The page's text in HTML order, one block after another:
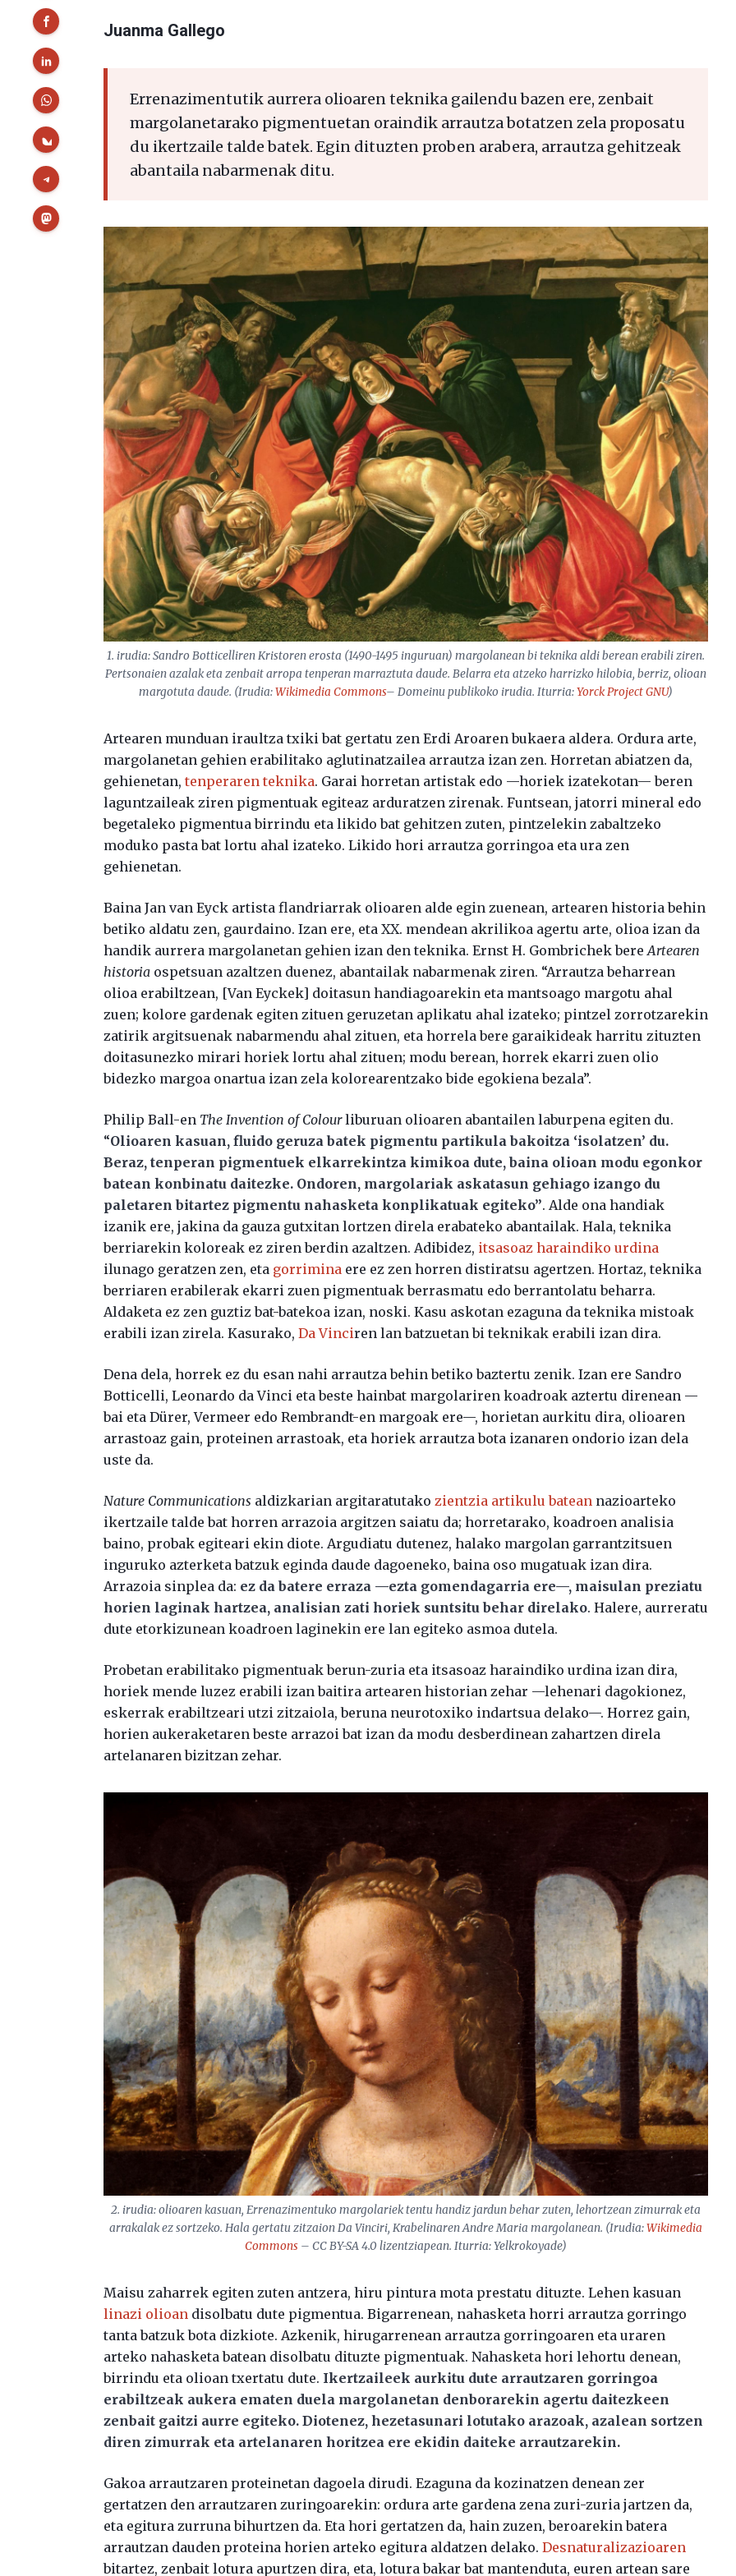
Juanma Gallego
Errenazimentutik aurrera olioaren teknika gailendu bazen ere, zenbait
margolanetarako pigmentuetan oraindik arrautza botatzen zela proposatu
du ikertzaile talde batek. Egin dituzten proben arabera, arrautza gehitzeak
abantaila nabarmenak ditu.
1. irudia: Sandro BotticellirenKristoren erosta (1490-1495 inguruan) margolanean bi teknika aldi berean erabili ziren.
Pertsonaien azalak eta zenbait arropa tenperan marraztuta daude. Belarra eta atzeko harrizko hilobia, berriz, olioan
margotuta daude. (Irudia:Wikimedia Commons– Domeinu publikoko irudia. Iturria:Yorck ProjectGNU)
Artearen munduan iraultza txiki bat gertatu zen Erdi Aroaren bukaera aldera. Ordura arte,
margolanetan gehien erabilitako aglutinatzailea arrautza izan zen. Horretan abiatzen da,
gehienetan,tenperaren teknika. Garai horretan artistak edo —horiek izatekotan— beren
laguntzaileak ziren pigmentuak egiteaz arduratzen zirenak. Funtsean, jatorri mineral edo
begetaleko pigmentua birrindu eta likido bat gehitzen zuten, pintzelekin zabaltzeko
moduko pasta bat lortu ahal izateko. Likido hori arrautza gorringoa eta ura zen
gehienetan.
Baina Jan van Eyck artista flandriarrak olioaren alde egin zuenean, artearen historia behin
betiko aldatu zen, gaurdaino. Izan ere, eta XX. mendean akrilikoa agertu arte, olioa izan da
handik aurrera margolanetan gehien izan den teknika. Ernst H. Gombrichek bereArtearen
historia ospetsuan azaltzen duenez, abantailak nabarmenak ziren. “Arrautza beharrean
olioa erabiltzean, [Van Eyckek] doitasun handiagoarekin eta mantsoago margotu ahal
zuen; kolore gardenak egiten zituen geruzetan aplikatu ahal izateko; pintzel zorrotzarekin
zatirik argitsuenak nabarmendu ahal zituen, eta horrela bere garaikideak harritu zituzten
doitasunezko mirari horiek lortu ahal zituen; modu berean, horrek ekarri zuen olio
bidezko margoa onartua izan zela kolorearentzako bide egokiena bezala”.
Philip Ball-en The Invention of Colourliburuan olioaren abantailen laburpena egiten du.
“Olioaren kasuan, fluido geruza batek pigmentu partikula bakoitza ‘isolatzen’ du.
Beraz, tenperan pigmentuek elkarrekintza kimikoa dute, baina olioan modu egonkor
batean konbinatu daitezke. Ondoren, margolariak askatasun gehiago izango du
paletaren bitartez pigmentu nahasketa konplikatuak egiteko”. Alde ona handiak
izanik ere, jakina da gauza gutxitan lortzen direla erabateko abantailak. Hala, teknika
berriarekin koloreak ez ziren berdin azaltzen. Adibidez, itsasoaz haraindiko urdina
ilunago geratzen zen, eta gorrimina ere ez zen horren distiratsu agertzen. Hortaz, teknika
berriaren erabilerak ekarri zuen pigmentuak berrasmatu edo berrantolatu beharra.
Aldaketa ez zen guztiz bat-batekoa izan, noski. Kasu askotan ezaguna da teknika mistoak
erabili izan zirela. Kasurako,Da Vinciren lan batzuetan bi teknikak erabili izan dira.
Dena dela, horrek ez du esan nahi arrautza behin betiko baztertu zenik. Izan ere Sandro
Botticelli, Leonardo da Vinci eta beste hainbat margolariren koadroak aztertu direnean —
bai eta Dürer, Vermeer edo Rembrandt-en margoak ere—, horietan aurkitu dira, olioaren
arrastoaz gain, proteinen arrastoak, eta horiek arrautza bota izanaren ondorio izan dela
uste da.
Nature Communications aldizkarian argitaratutakozientzia artikulu batean nazioarteko
ikertzaile talde bat horren arrazoia argitzen saiatu da; horretarako, koadroen analisia
baino, probak egiteari ekin diote. Argudiatu dutenez, halako margolan garrantzitsuen
inguruko azterketa batzuk eginda daude dagoeneko, baina oso mugatuak izan dira.
Arrazoia sinplea da: ez da batere erraza —ezta gomendagarria ere—, maisulan preziatu
horien laginak hartzea, analisian zati horiek suntsitu behar direlako. Halere, aurreratu
dute etorkizunean koadroen laginekin ere lan egiteko asmoa dutela.
Probetan erabilitako pigmentuak berun-zuria eta itsasoaz haraindiko urdina izan dira,
horiek mende luzez erabili izan baitira artearen historian zehar —lehenari dagokionez,
eskerrak erabiltzeari utzi zitzaiola, beruna neurotoxiko indartsua delako—. Horrez gain,
horien aukeraketaren beste arrazoi bat izan da modu desberdinean zahartzen direla
artelanaren bizitzan zehar.
2. irudia: olioaren kasuan, Errenazimentuko margolariek tentu handiz jardun behar zuten, lehortzean zimurrak eta
arrakalak ez sortzeko. Hala gertatu zitzaion Da Vinciri,Krabelinaren Andre Maria margolanean. (Irudia:Wikimedia
Commons – CC BY-SA 4.0 lizentziapean. Iturria:Yelkrokoyade)
Maisu zaharrek egiten zuten antzera, hiru pintura mota prestatu dituzte. Lehen kasuan
linazi olioan disolbatu dute pigmentua. Bigarrenean, nahasketa horri arrautza gorringo
tanta batzuk bota dizkiote. Azkenik, hirugarrenean arrautza gorringoaren eta uraren
arteko nahasketa batean disolbatu dituzte pigmentuak. Nahasketa hori lehortu denean,
birrindu eta olioan txertatu dute. Ikertzaileek aurkitu dute arrautzaren gorringoa
erabiltzeak aukera ematen duela margolanetan denborarekin agertu daitezkeen
zenbait gaitzi aurre egiteko. Diotenez, hezetasunari lotutako arazoak, azalean sortzen
diren zimurrak eta artelanaren horitzea ere ekidin daiteke arrautzarekin.
Gakoa arrautzaren proteinetan dagoela dirudi. Ezaguna da kozinatzen denean zer
gertatzen den arrautzaren zuringoarekin: ordura arte gardena zena zuri-zuria jartzen da,
eta egitura zurruna bihurtzen da. Eta hori gertatzen da, hain zuzen, beroarekin batera
arrautzan dauden proteina horien arteko egitura aldatzen delako.Desnaturalizazioaren
bitartez, zenbait lotura apurtzen dira, eta, lotura bakar bat mantenduta, euren artean sare